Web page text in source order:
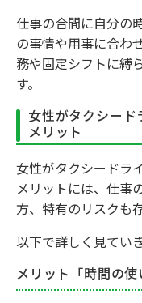
仕事の合間に自分の
の事情や用事に合わ
務や固定シフトに縛
す。
女性がタクシー
メリット
女性がタクシードラ
メリットには、仕事
方、特有のリスクも
以下で詳しく見てい
メリット「時間の使